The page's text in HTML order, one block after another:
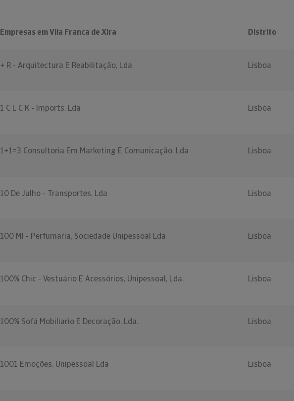
Empresas em Vila Franca de Xira Distrito
+ R - Arquitectura E Reabilitação, Lda Lisboa
1 C L C K - Imports, Lda Lisboa
1+1=3 Consultoria Em Marketing E Comunicação, Lda Lisboa
10 De Julho - Transportes, Lda Lisboa
100 Ml - Perfumaria, Sociedade Unipessoal Lda Lisboa
100% Chic - Vestuário E Acessórios, Unipessoal, Lda. Lisboa
100% Sofá Mobiliario E Decoração, Lda. Lisboa
1001 Emoções, Unipessoal Lda Lisboa